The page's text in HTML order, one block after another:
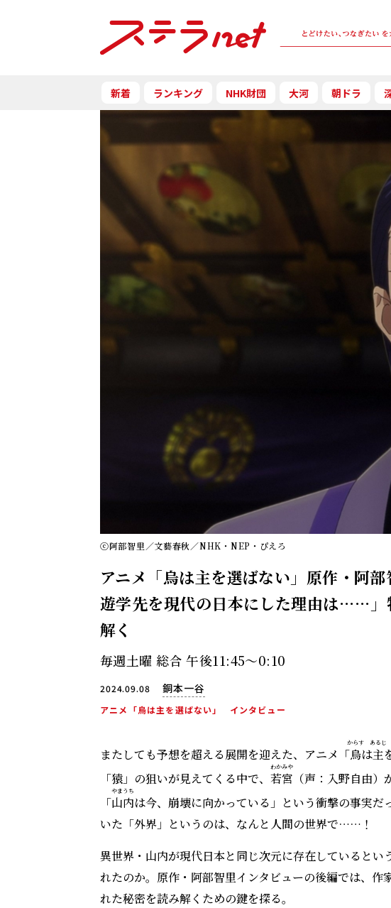
新着 ランキング NHK財団 大河 朝ドラ
ⓒ阿部智里／文藝春秋／NHK・NEP・ぴえろ
アニメ「烏は主を選ばない」原作・阿
遊学先を現代の日本にした理由は……」
解く
毎週土曜 総合 午後11:45～0:10
2024.09.08 銅本一谷
アニメ「烏は主を選ばない」 インタビュー
またしても予想を超える展開を迎えた、アニメ「烏
からす
は主
あるじ
「猿」の狙いが見えてくる中で、 若宮
わかみや
（声：入野自由
「山
やま
内
うち
は今、崩壊に向かっている」という衝撃の事実
いた「外界」というのは、なんと人間の世界で……！
異世界・山内が現代日本と同じ次元に存在しているとい
れたのか。原作・阿部智里インタビューの後編では、作
れた秘密を読み解くための鍵を探る。